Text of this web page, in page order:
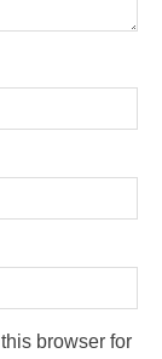
browser for